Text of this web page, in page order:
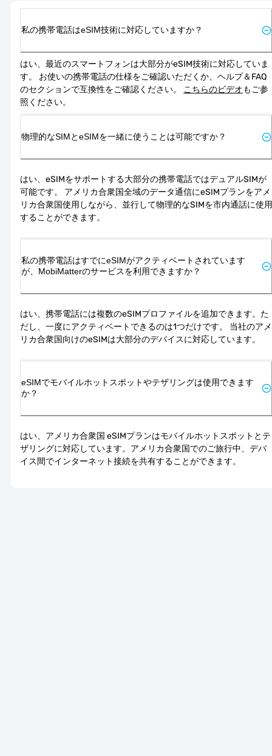
私の携帯電話はeSIM技術に対応していますか？
はい、最近のスマートフォンは大部分がeSIM技術に対応していま
す。 お使いの携帯電話の仕様をご確認いただくか、ヘルプ＆FAQ
のセクションで互換性をご確認ください。 こちらのビデオもご参
照ください。
物理的なSIMとeSIMを一緒に使うことは可能ですか？
はい、eSIMをサポートする大部分の携帯電話ではデュアルSIMが
可能です。 アメリカ合衆国全域のデータ通信にeSIMプランをアメ
リカ合衆国使用しながら、並行して物理的なSIMを市内通話に使用
することができます。
私の携帯電話はすでにeSIMがアクティベートされています
が、MobiMatterのサービスを利用できますか？
はい、携帯電話には複数のeSIMプロファイルを追加できます。た
だし、一度にアクティベートできるのは1つだけです。 当社のアメ
リカ合衆国向けのeSIMは大部分のデバイスに対応しています。
eSIMでモバイルホットスポットやテザリングは使用できます
か？
はい、アメリカ合衆国 eSIMプランはモバイルホットスポットとテ
ザリングに対応しています。アメリカ合衆国でのご旅行中、デバ
イス間でインターネット接続を共有することができます。